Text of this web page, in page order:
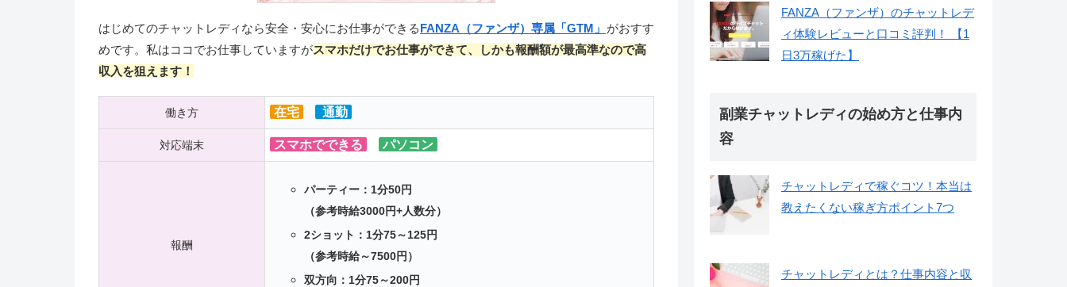
はじめてのチャットレディなら安全・安心にお仕事ができるFANZA（ファンザ）専属「GTM」 がおすす
めです。私はココでお仕事していますがスマホだけでお仕事ができて、しかも報酬額が最高準なので高
収入を狙えます！
働き方 在宅 通勤
対応端末 スマホでできる パソコン
報酬
パーティー：1分50円
（参考時給3000円+人数分）
2ショット：1分75～125円
（参考時給～7500円）
双方向：1分75～200円
FANZA（ファンザ）のチャットレデ
ィ体験レビューと口コミ評判！ 【1
日3万稼げた】
副業チャットレディの始め方と仕事内
容
チャットレディで稼ぐコツ！本当は
教えたくない稼ぎ方ポイント7つ
チャットレディとは？仕事内容と収